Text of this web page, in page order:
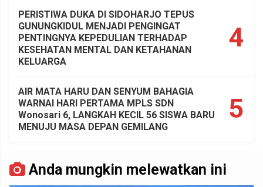
4
PERISTIWA DUKA DI SIDOHARJO TEPUS
GUNUNGKIDUL MENJADI PENGINGAT
PENTINGNYA KEPEDULIAN TERHADAP
KESEHATAN MENTAL DAN KETAHANAN
KELUARGA
5
AIR MATA HARU DAN SENYUM BAHAGIA
WARNAI HARI PERTAMA MPLS SDN
Wonosari 6, LANGKAH KECIL 56 SISWA BARU
MENUJU MASA DEPAN GEMILANG
Anda mungkin melewatkan ini